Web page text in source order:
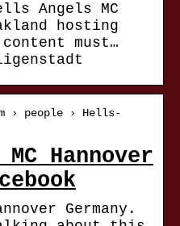
Angels MC
hosting
must…
› people › Hells-
Hannover
Germany.